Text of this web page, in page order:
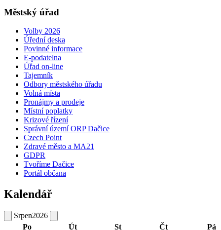
Městský úřad
Volby 2026
Úřední deska
Povinné informace
E-podatelna
Úřad on-line
Tajemník
Odbory městského úřadu
Volná místa
Pronájmy a prodeje
Místní poplatky
Krizové řízení
Správní území ORP Dačice
Czech Point
Zdravé město a MA21
GDPR
Tvoříme Dačice
Portál občana
Kalendář
Srpen2026
Po
Út St Čt Pá